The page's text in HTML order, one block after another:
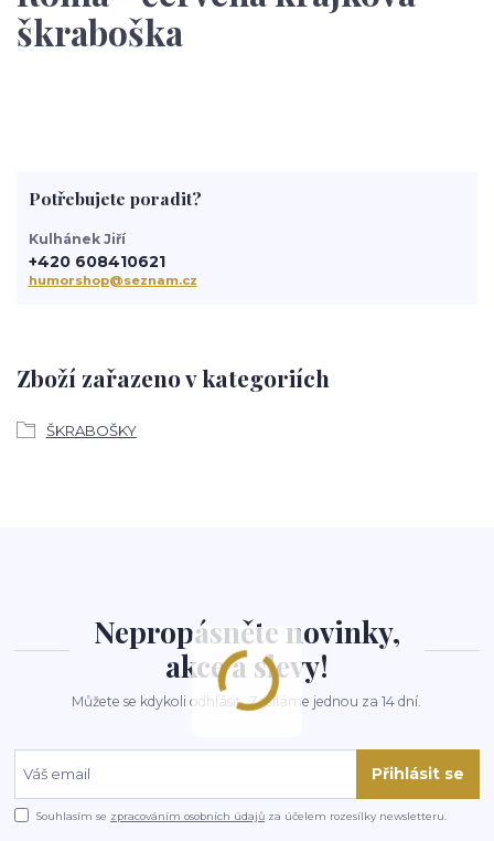
škraboška
Zboží zařazeno v kategoriích
ŠKRABOŠKY
Potřebujete poradit?
Kulhánek Jiří
+420 608410621
humorshop@seznam.cz
Nepropásněte novinky,
akce a slevy!
Můžete se kdykoli odhlásit. Zasíláme jednou za 14 dní.
Přihlásit se
Souhlasím se zpracováním osobních údajů za účelem rozesílky newsletteru.